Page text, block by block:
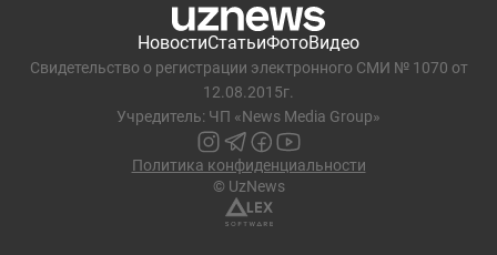
НовостиСтатьиФотоВидео
Свидетельство о регистрации электронного СМИ № 1070 от
12.08.2015г.
Учредитель: ЧП «News Media Group»
Политика конфиденциальности
© UzNews